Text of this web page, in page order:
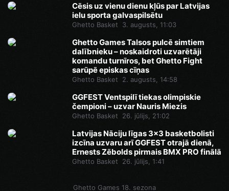
Cēsis uz vienu dienu kļūs par Latvijas
ielu sporta galvaspilsētu
Ghetto Basket 3. augusts, 11:03
Ghetto Games Talsos pulcē simtiem
dalībnieku – noskaidroti uzvarētāji
komandu turnīros, bet Ghetto Fight
sarūpē episkas cīņas
Ghetto Basket 2. augusts, 14:58
GGFEST Ventspilī tiekas olimpiskie
čempioni – uzvar Nauris Miezis
Ghetto Basket 26. jūlijs, 21:02
Latvijas Nāciju līgas 3x3 basketbolisti
izcīna uzvaru arī GGFEST otrajā dienā,
Ernests Zēbolds pirmais BMX PRO finālā
Ghetto Basket 26. jūlijs, 1:41
Ghetto Games 18. sezona